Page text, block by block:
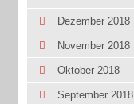
Dezember 2018
November 2018
Oktober 2018
September 2018